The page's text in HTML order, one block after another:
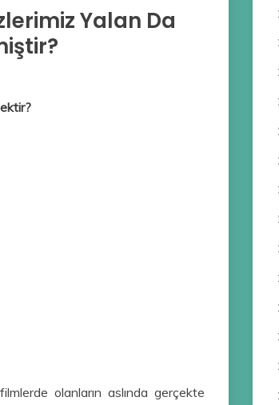
Yalan Da
olanların aslında gerçekte